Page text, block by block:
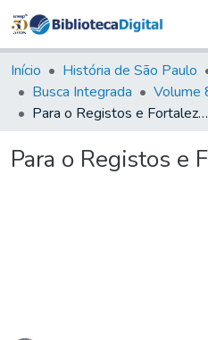
&
Início História de São Paulo
Busca Integrada
Para o Registos e Fortalezas
Para o Registos e